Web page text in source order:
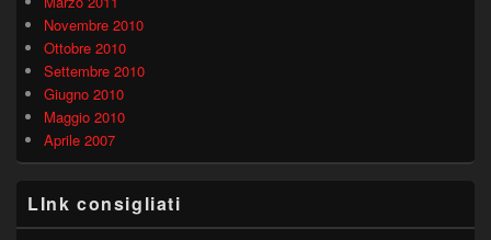
Novembre 2010
Ottobre 2010
Settembre 2010
Giugno 2010
Maggio 2010
Aprile 2007
LInk consigliati